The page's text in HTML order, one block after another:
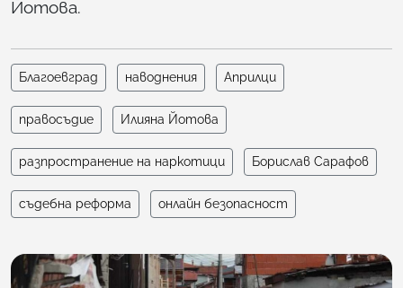
Йотова.
Благоевград наводнения Априлци
правосъдие Илияна Йотова
разпространение на наркотици Борислав Сарафов
съдебна реформа онлайн безопасност